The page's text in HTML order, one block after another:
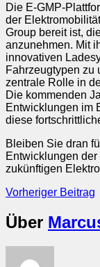
Die E-GMP-
der
Group bereit ist,
anzunehmen. Mit
innovativen
Fahrzeugtypen zu
zentrale Rolle in
Die kommenden
Entwicklungen im
diese
Bleiben Sie dran
Entwicklungen
zukünftigen
Post
navigation
Vorheriger Beitrag
Beitrag:
Über